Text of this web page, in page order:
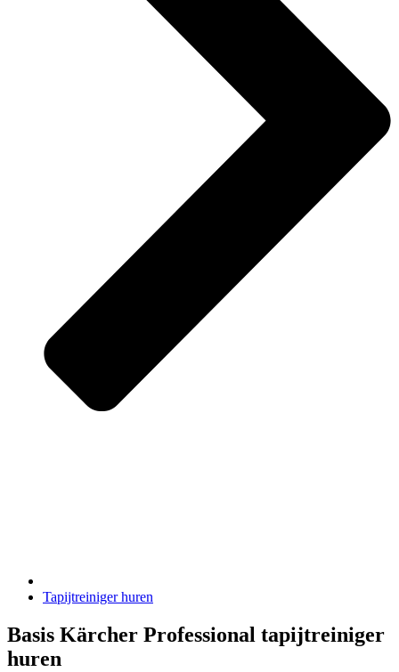
Tapijtreiniger huren
Basis Kärcher Professional tapijtreiniger
huren